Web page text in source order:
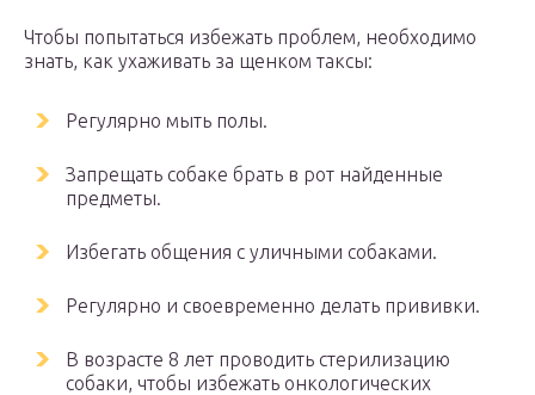
Чтобы попытаться избежать проблем, необходимо
знать, как ухаживать за щенком таксы:
Регулярно мыть полы.
Запрещать собаке брать в рот найденные
предметы.
Избегать общения с уличными собаками.
Регулярно и своевременно делать прививки.
В возрасте 8 лет проводить стерилизацию
собаки, чтобы избежать онкологических